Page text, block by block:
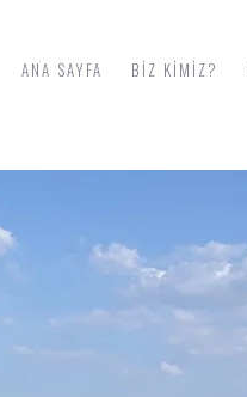
ANA SAYFA BIZ KIMIZ?